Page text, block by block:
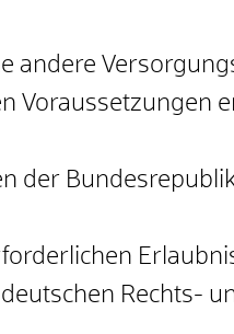
andere
Voraussetzungen
der
Rechts-